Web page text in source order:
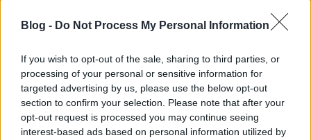
Blog - Do Not Process My Personal Information
If you wish to opt-out of the sale, sharing to third parties, or
processing of your personal or sensitive information for
targeted advertising by us, please use the below opt-out
section to confirm your selection. Please note that after your
opt-out request is processed you may continue seeing
interest-based ads based on personal information utilized by
felhasználó oldalán feltűnt néhány kis "zacskós"
legó. Legtöbbjük olyan készlet volt, amit kizárólag
ajándékként csomagoltak - valamihez. Az ár jónak
tűnt, be is vásároltam nála rendesen. A kis
"zacsik" közt volt két…